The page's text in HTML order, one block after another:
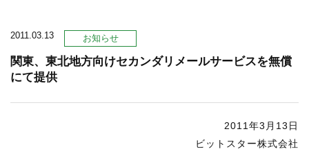
WORKS
ACTION
2011.03.13 お知らせ
関東、東北地方向けセカンダリメールサービスを無償
にて提供
2011年3月13日
ビットスター株式会社